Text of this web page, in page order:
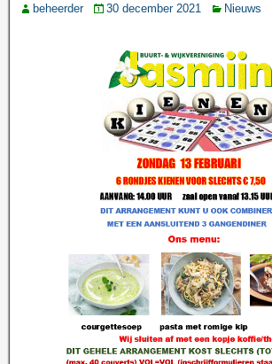
beheerder 30 december 2021 Nieuws